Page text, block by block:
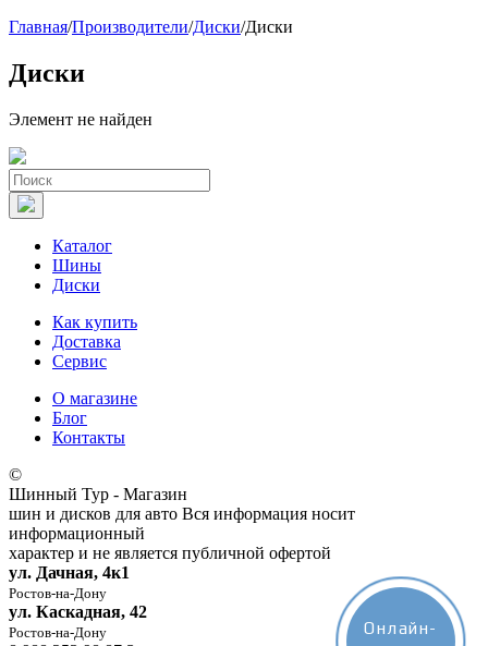
Главная/Производители/Диски/Диски
Диски
Элемент не найден
Каталог
Шины
Диски
Как купить
Доставка
Сервис
О магазине
Блог
Контакты
©
Шинный Тур - Магазин
шин и дисков для авто Вся информация носит
информационный
характер и не является публичной офертой
ул. Дачная, 4к1
Ростов-на-Дону
ул. Каскадная, 42
Ростов-на-Дону Онлайн-